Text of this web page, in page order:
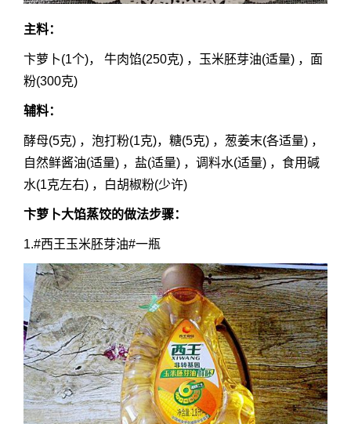
主料：
卞萝卜(1个)， 牛肉馅(250克) ，玉米胚芽油(适量) ，面
粉(300克)
辅料：
酵母(5克) ，泡打粉(1克)，糖(5克) ，葱姜末(各适量) ，
自然鲜酱油(适量) ，盐(适量) ，调料水(适量) ，食用碱
水(1克左右) ，白胡椒粉(少许)
卞萝卜大馅蒸饺的做法步骤：
1.#西王玉米胚芽油#一瓶